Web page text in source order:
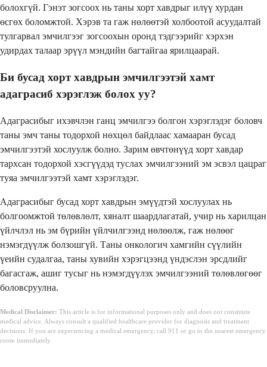
болохгүй. Гэнэт зогсоох нь таны хорт хавдрыг илүү хурдан
өсгөх боломжтой. Хэрэв та гаж нөлөөтэй холбоотой асуудалтай
тулгарвал эмчилгээг зогсоохын оронд тэдгээрийг хэрхэн
удирдах талаар эрүүл мэндийн багтайгаа ярилцаарай.
Би бусад хорт хавдрын эмчилгээтэй хамт
адаграсиб хэрэглэж болох уу?
Адаграсибыг ихэвчлэн ганц эмчилгээ болгон хэрэглэдэг боловч
таны эмч таны тодорхой нөхцөл байдлаас хамааран бусад
эмчилгээтэй хослуулж болно. Зарим өвчтөнүүд хорт хавдар
тархсан тодорхой хэсгүүдэд туслах эмчилгээний эм эсвэл цацраг
туяа эмчилгээтэй хамт хэрэглэдэг.
Адаграсибыг бусад хорт хавдрын эмүүдтэй хослуулах нь
болгоомжтой төлөвлөлт, хяналт шаардлагатай, учир нь харилцан
үйлчлэл нь эм бүрийн үйлчилгээнд нөлөөлж, гаж нөлөөг
нэмэгдүүлж болзошгүй. Таны онкологич хамгийн сүүлийн
үеийн судалгаа, таны хувийн хэрэгцээнд үндэслэн эрсдлийг
багасгаж, ашиг тусыг нь нэмэгдүүлэх эмчилгээний төлөвлөгөөг
боловсруулна.
Medical Disclaimer: This article is for informational purposes only and does not constitute
medical advice. Always consult a qualified healthcare provider for diagnosis and treatment
decisions. If you are experiencing a medical emergency, call 911 or go to the nearest emergency
room immediately.